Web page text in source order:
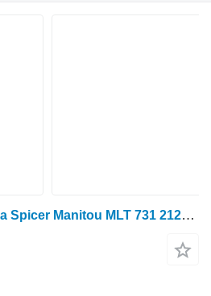
Manitou Rear axle Dana Spicer Manitou MLT 731 2120600166 zadnji most za traktora na kotačima